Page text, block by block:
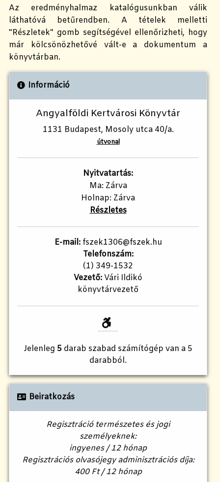
Az eredményhalmaz katalógusunkban válik
láthatóvá betűrendben. A tételek melletti
"Részletek" gomb segítségével ellenőrizheti, hogy
már kölcsönözhetővé vált-e a dokumentum a
könyvtárban.
Információ
Angyalföldi Kertvárosi Könyvtár
1131 Budapest, Mosoly utca 40/a.
útvonal
Nyitvatartás:
Ma: Zárva
Holnap: Zárva
Részletes
E-mail:fszek1306@fszek.hu
Telefonszám:
(1) 349-1532
Vezető:Vári Ildikó
könyvtárvezető
Jelenleg 5 darab szabad számítógép van a 5
darabból.
Beiratkozás
Regisztráció természetes és jogi
személyeknek:
ingyenes / 12 hónap
Regisztrációs olvasójegy adminisztrációs díja:
400 Ft / 12 hónap